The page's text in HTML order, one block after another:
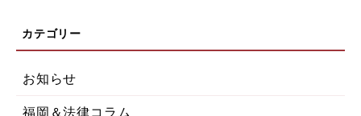
お知らせ
福岡＆法律コラム